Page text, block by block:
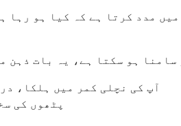
مدد کرتا ہے کہ کیا ہو
ہو سکتا ہے، یہ بات ذہن
آپ کی نچلی کمر میں ہلکا،
پٹھوں کی